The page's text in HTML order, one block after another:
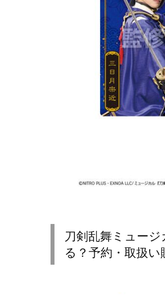
刀剣乱舞ミュー
る？予約・取扱い